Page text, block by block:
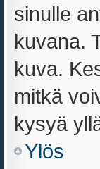
sinulle
kuvana.
kuva.
mitkä
kysyä
Ylös